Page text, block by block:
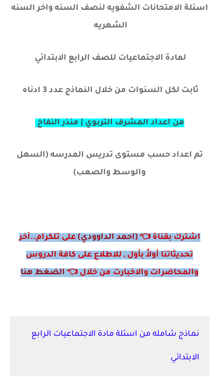
اسئلة الامتحانات الشفويه لنصف السنه واخر السنه
الشهريه
لمادة الاجتماعيات للصف الرابع الابتدائي
ثابت لكل السنوات من خلال النماذج عدد 3 ادناه
من اعداد المشرف التربوي | منذر النفاخ
تم اعداد حسب مستوى تدريس المدرسه (السهل
والوسط والصعب)
اشترك بقناة 👈(احمد الداوودي) على تلكرام..آخر
تحديثاتنا أولاً بأول , للاطلاع على كافة الدروس
والمحاضرات والاخبارت من خلال 👈 الضغط هنا
نماذج شامله من اسئلة مادة الاجتماعيات الرابع
الابتدائي